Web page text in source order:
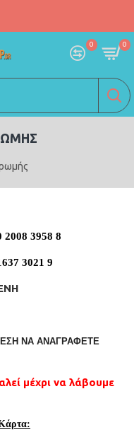
0 0
2008 3958 8
3021 9
ΝΑ ΑΝΑΓΡΑΦΕΤΕ
μέχρι να λάβουμε